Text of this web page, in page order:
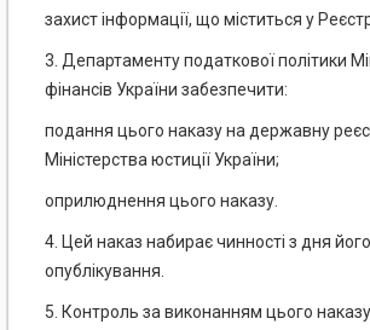
захист інформації, що міститься у
3. Департаменту податкової політики
фінансів України забезпечити:
подання цього наказу на державну
Міністерства юстиції України;
оприлюднення цього наказу.
4. Цей наказ набирає чинності з дня
опублікування.
5. Контроль за виконанням цього